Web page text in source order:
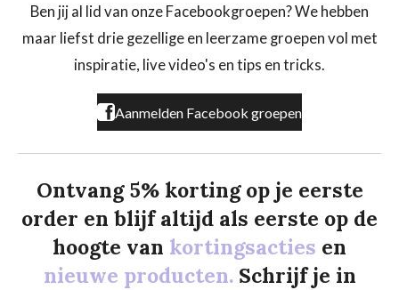
b
o
k
a
r
a
o
Ben jij al lid van onze Facebookgroepen? We hebben
maar liefst drie gezellige en leerzame groepen vol met
inspiratie, live video's en tips en tricks.
Aanmelden Facebook groepen
Ontvang 5% korting op je eerste
order en blijf altijd als eerste op de
hoogte van kortingsacties en
nieuwe producten. Schrijf je in